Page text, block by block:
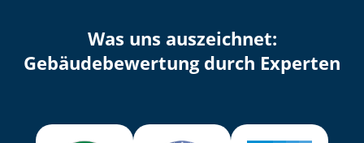
Was uns auszeichnet:
Ge­bäu­de­be­wer­tung durch Experten